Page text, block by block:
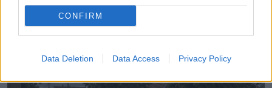
CONFIRM
Data Deletion Data Access Privacy Policy